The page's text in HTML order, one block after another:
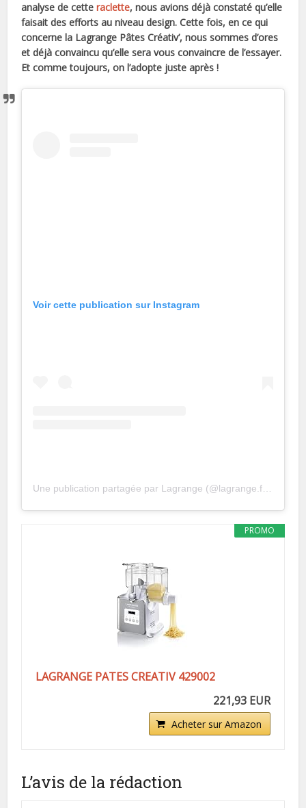
analyse de cetteraclette, nous avions déjà constaté qu’elle
faisait des efforts au niveau design. Cette fois, en ce qui
concerne la Lagrange Pâtes Créativ’, nous sommes d’ores
et déjà convaincu qu’elle sera vous convaincre de l’essayer.
Et comme toujours, on l’adopte juste après !
Voir cette publication sur Instagram
PROMO
LAGRANGE PATES CREATIV 429002
221,93 EUR
Acheter sur Amazon
L’avis de la rédaction